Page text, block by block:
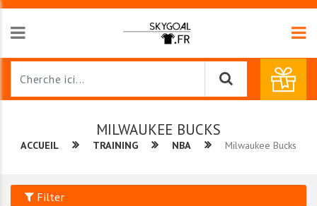
MILWAUKEE BUCKS
ACCUEIL TRAINING NBA Milwaukee Bucks
Filter